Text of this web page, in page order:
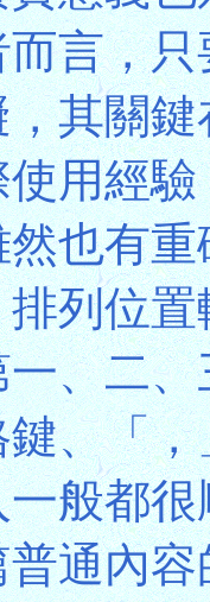
言，
其關
用經
也有
列位
、二
、「
般都
通內